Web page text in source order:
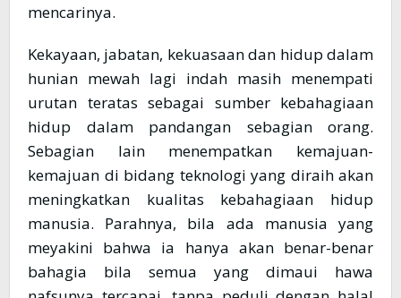
mencarinya.
Kekayaan, jabatan, kekuasaan dan hidup dalam
hunian mewah lagi indah masih menempati
urutan teratas sebagai sumber kebahagiaan
hidup dalam pandangan sebagian orang.
Sebagian lain menempatkan kemajuan-
kemajuan di bidang teknologi yang diraih akan
meningkatkan kualitas kebahagiaan hidup
manusia. Parahnya, bila ada manusia yang
meyakini bahwa ia hanya akan benar-benar
bahagia bila semua yang dimaui hawa